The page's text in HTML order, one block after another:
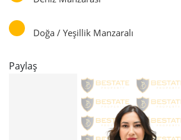
Doğa / Yeşillik Manzaralı
Paylaş